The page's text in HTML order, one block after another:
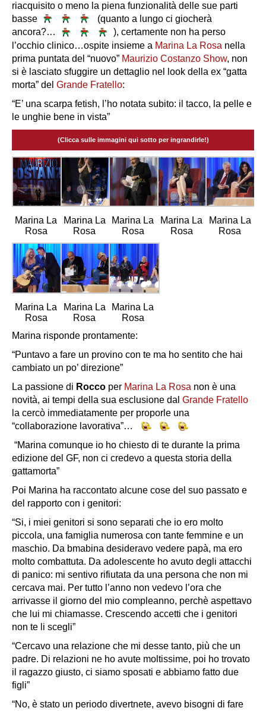
riacquisito o meno la piena funzionalità delle sue parti
basse
(quanto a lungo ci giocherà
ancora?…
), certamente non ha perso
l’occhio clinico…ospite insieme a Marina La Rosa nella
prima puntata del “nuovo” Maurizio Costanzo Show, non
si è lasciato sfuggire un dettaglio nel look della ex “gatta
morta” del Grande Fratello:
“E’ una scarpa fetish, l’ho notata subito: il tacco, la pelle e
le unghie bene in vista”
(Clicca sulle immagini qui sotto per ingrandirle!)
Marina La
Rosa
Marina La
Rosa
Marina La
Rosa
Marina La
Rosa
Marina La
Rosa
Marina La
Rosa
Marina La
Rosa
Marina La
Rosa
Marina risponde prontamente:
“Puntavo a fare un provino con te ma ho sentito che hai
cambiato un po’ direzione”
La passione di Rocco per Marina La Rosa non è una
novità, ai tempi della sua esclusione dal Grande Fratello
la cercò immediatamente per proporle una
“collaborazione lavorativa”…
“Marina comunque io ho chiesto di te durante la prima
edizione del GF, non ci credevo a questa storia della
gattamorta”
Poi Marina ha raccontato alcune cose del suo passato e
del rapporto con i genitori:
“Si, i miei genitori si sono separati che io ero molto
piccola, una famiglia numerosa con tante femmine e un
maschio. Da bmabina desideravo vedere papà, ma ero
molto combattuta. Da adolescente ho avuto degli attacchi
di panico: mi sentivo rifiutata da una persona che non mi
cercava mai. Per tutto l’anno non vedevo l’ora che
arrivasse il giorno del mio compleanno, perchè aspettavo
che lui mi chiamasse. Crescendo accetti che i genitori
non te li scegli”
“Cercavo una relazione che mi desse tanto, più che un
padre. Di relazioni ne ho avute moltissime, poi ho trovato
il ragazzo giusto, ci siamo sposati e abbiamo fatto due
figli”
“No, è stato un periodo divertnete, avevo bisogni di fare